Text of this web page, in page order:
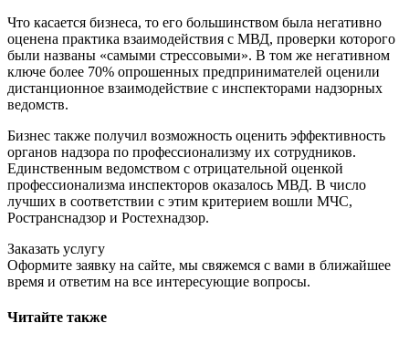
Что касается бизнеса, то его большинством была негативно
оценена практика взаимодействия с МВД, проверки которого
были названы «самыми стрессовыми». В том же негативном
ключе более 70% опрошенных предпринимателей оценили
дистанционное взаимодействие с инспекторами надзорных
ведомств.
Бизнес также получил возможность оценить эффективность
органов надзора по профессионализму их сотрудников.
Единственным ведомством с отрицательной оценкой
профессионализма инспекторов оказалось МВД. В число
лучших в соответствии с этим критерием вошли МЧС,
Ространснадзор и Ростехнадзор.
Заказать услугу
Оформите заявку на сайте, мы свяжемся с вами в ближайшее
время и ответим на все интересующие вопросы.
Читайте также